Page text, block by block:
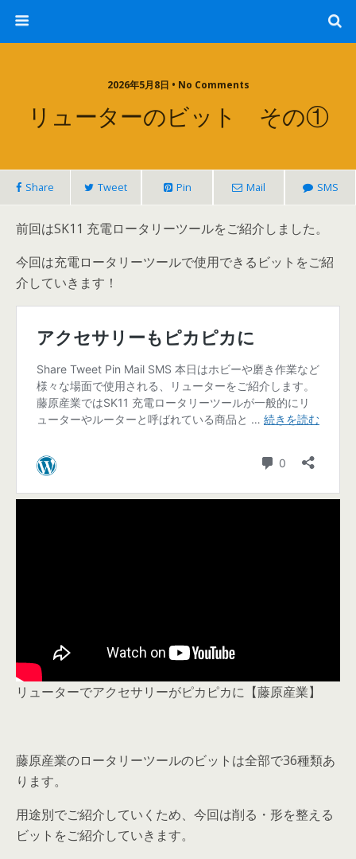
2026年5月8日 • No Comments
リューターのビット その①
Share Tweet Pin Mail SMS
前回はSK11 充電ロータリーツールをご紹介しました。
今回は充電ロータリーツールで使用できるビットをご紹
介していきます！
リューターでアクセサリーがピカピカに【藤原産業】
藤原産業のロータリーツールのビットは全部で36種類あ
ります。
用途別でご紹介していくため、今回は削る・形を整える
ビットをご紹介していきます。